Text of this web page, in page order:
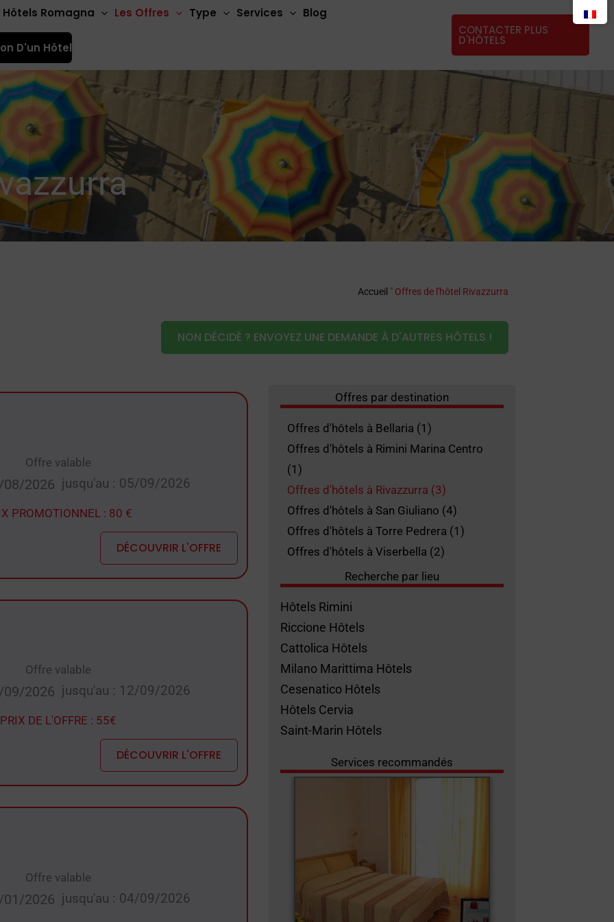
Hôtels Romagna Les Offres Type Services Blog
D'un Hôtel
CONTACTER PLUS
D'HÔTELS
Accueil " Offres de l'hôtel Rivazzurra
NON DÉCIDÉ ? ENVOYEZ UNE DEMANDE À D'AUTRES HÔTELS !
Offre valable
08/2026 jusqu'au : 05/09/2026
PROMOTIONNEL : 80 €
DÉCOUVRIR L'OFFRE
Offre valable
09/2026 jusqu'au : 12/09/2026
PRIX DE L'OFFRE : 55€
DÉCOUVRIR L'OFFRE
Offre valable
01/2026 jusqu'au : 04/09/2026
Offres par destination
Offres d'hôtels à Bellaria (1)
Offres d'hôtels à Rimini Marina Centro
(1)
Offres d'hôtels à Rivazzurra (3)
Offres d'hôtels à San Giuliano (4)
Offres d'hôtels à Torre Pedrera (1)
Offres d'hôtels à Viserbella (2)
Recherche par lieu
Hôtels Rimini
Riccione Hôtels
Cattolica Hôtels
Milano Marittima Hôtels
Cesenatico Hôtels
Hôtels Cervia
Saint-Marin Hôtels
Services recommandés